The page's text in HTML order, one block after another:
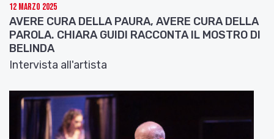
12 Marzo 2025
AVERE CURA DELLA PAURA, AVERE CURA DELLA
PAROLA. CHIARA GUIDI RACCONTA IL MOSTRO DI
BELINDA
Intervista all'artista